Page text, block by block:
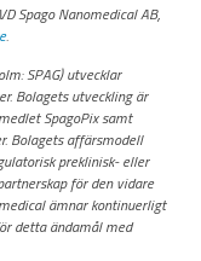
Spago Nanomedical AB,
.
SPAG) utvecklar
Bolagets utveckling är
SpagoPix samt
Bolagets affärsmodell
preklinisk- eller
för den vidare
ämnar kontinuerligt
detta ändamål med